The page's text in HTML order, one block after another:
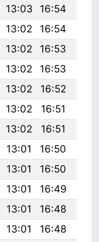
13:03 16:54
13:02 16:54
13:02 16:53
13:02 16:53
13:02 16:52
13:02 16:51
13:02 16:51
13:01 16:50
13:01 16:50
13:01 16:49
13:01 16:48
13:01 16:48